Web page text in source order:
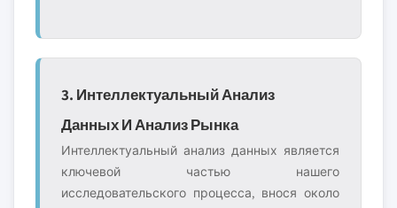
3. Интеллектуальный Анализ
Данных И Анализ Рынка
Интеллектуальный анализ данных является
ключевой частью нашего
исследовательского процесса, внося около